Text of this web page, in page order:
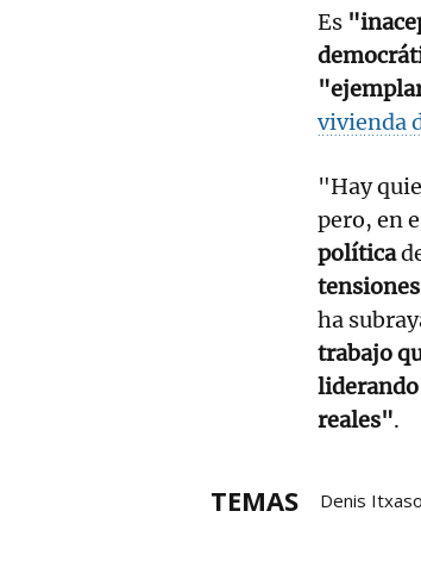
Es
vivienda
"Hay
pero, en
política
tensiones
ha
trabajo
liderando
reales".
TEMAS Denis Itxaso